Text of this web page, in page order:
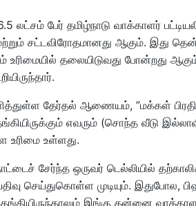
லட்சம் பேர் தமிழ்நாடு வாக்காளர்
சட்டவிரோதமானது ஆகும். இது
உரிமையில் தலையிடுவது போன்றது
தேர்தல் ஆணையம், ”மக்கள்
எவரும் (சொந்த வீடு
உள்ளது.
சேர்ந்த ஒருவர் டெல்லியில்
செய்துகொள்ள முடியும். இதுபோல,
இங்கு தன்னை